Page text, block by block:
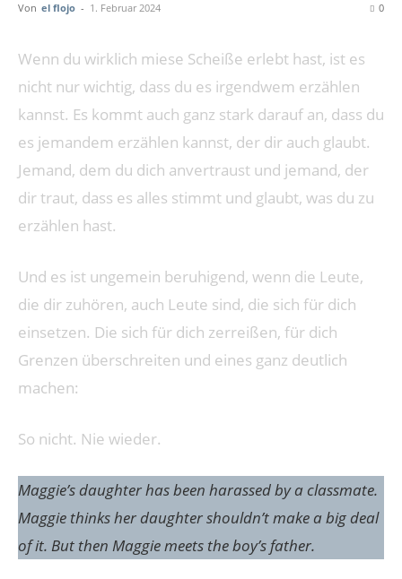
Von el flojo - 1. Februar 2024 0
Wenn du wirklich miese Scheiße erlebt hast, ist es
nicht nur wichtig, dass du es irgendwem erzählen
kannst. Es kommt auch ganz stark darauf an, dass du
es jemandem erzählen kannst, der dir auch glaubt.
Jemand, dem du dich anvertraust und jemand, der
dir traut, dass es alles stimmt und glaubt, was du zu
erzählen hast.
Und es ist ungemein beruhigend, wenn die Leute,
die dir zuhören, auch Leute sind, die sich für dich
einsetzen. Die sich für dich zerreißen, für dich
Grenzen überschreiten und eines ganz deutlich
machen:
So nicht. Nie wieder.
Maggie’s daughter has been harassed by a classmate.
Maggie thinks her daughter shouldn’t make a big deal
of it. But then Maggie meets the boy’s father.